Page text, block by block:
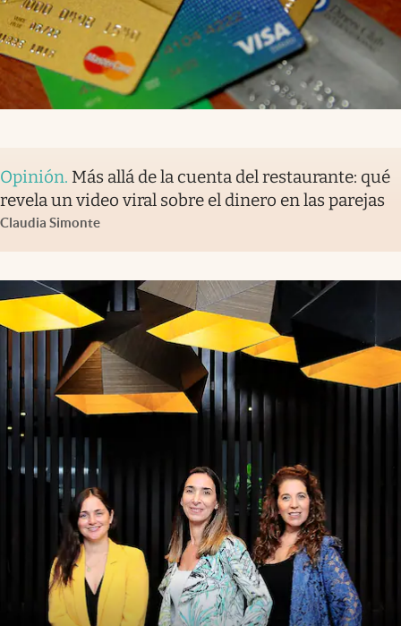
Opinión. Más allá de la cuenta del restaurante: qué
revela un video viral sobre el dinero en las parejas
Claudia Simonte